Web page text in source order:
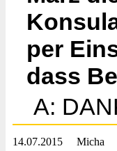
per
dass
A:
14.07.2015 Micha